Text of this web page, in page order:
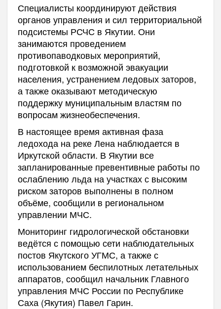
Специалисты координируют действия
органов управления и сил территориальной
подсистемы РСЧС в Якутии. Они
занимаются проведением
противопаводковых мероприятий,
подготовкой к возможной эвакуации
населения, устранением ледовых заторов,
а также оказывают методическую
поддержку муниципальным властям по
вопросам жизнеобеспечения.
В настоящее время активная фаза
ледохода на реке Лена наблюдается в
Иркутской области. В Якутии все
запланированные превентивные работы по
ослаблению льда на участках с высоким
риском заторов выполнены в полном
объёме, сообщили в региональном
управлении МЧС.
Мониторинг гидрологической обстановки
ведётся с помощью сети наблюдательных
постов Якутского УГМС, а также с
использованием беспилотных летательных
аппаратов, сообщил начальник Главного
управления МЧС России по Республике
Саха (Якутия) Павел Гарин.